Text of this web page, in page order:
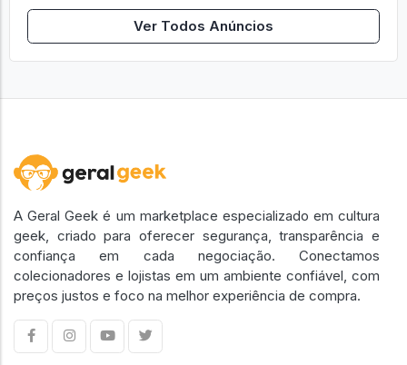
Ver Todos Anúncios
A Geral Geek é um marketplace especializado em cultura
geek, criado para oferecer segurança, transparência e
confiança em cada negociação. Conectamos
colecionadores e lojistas em um ambiente confiável, com
preços justos e foco na melhor experiência de compra.